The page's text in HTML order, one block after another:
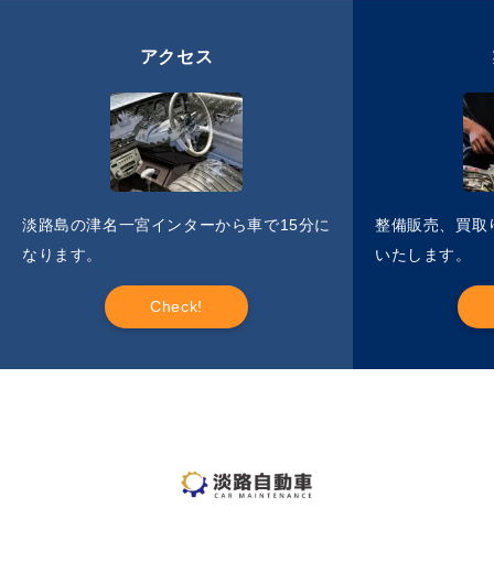
アクセス
淡路島の津名一宮インターから車で15分に
なります。
Check!
整備販売、買取
いたします。